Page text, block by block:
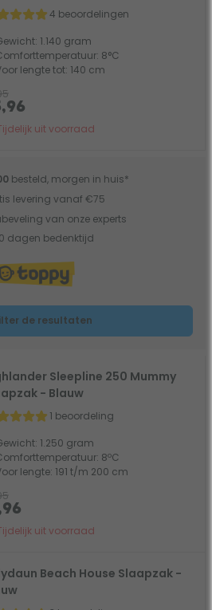
4 beoordelingen
1.140 gram
8°C
lengte tot: 140 cm
uit voorraad
besteld, morgen in huis*
levering vanaf €75
van onze experts
dagen bedenktijd
de resultaten
Sleepline 250 Mummy
- Blauw
1 beoordeling
1.250 gram
8ºC
lengte: 191 t/m 200 cm
uit voorraad
Beach House Slaapzak -